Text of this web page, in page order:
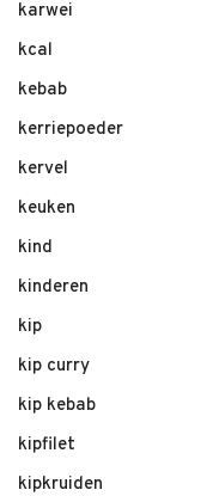
karwei
kcal
kebab
kerriepoeder
kervel
keuken
kind
kinderen
kip
kip curry
kip kebab
kipfilet
kipkruiden